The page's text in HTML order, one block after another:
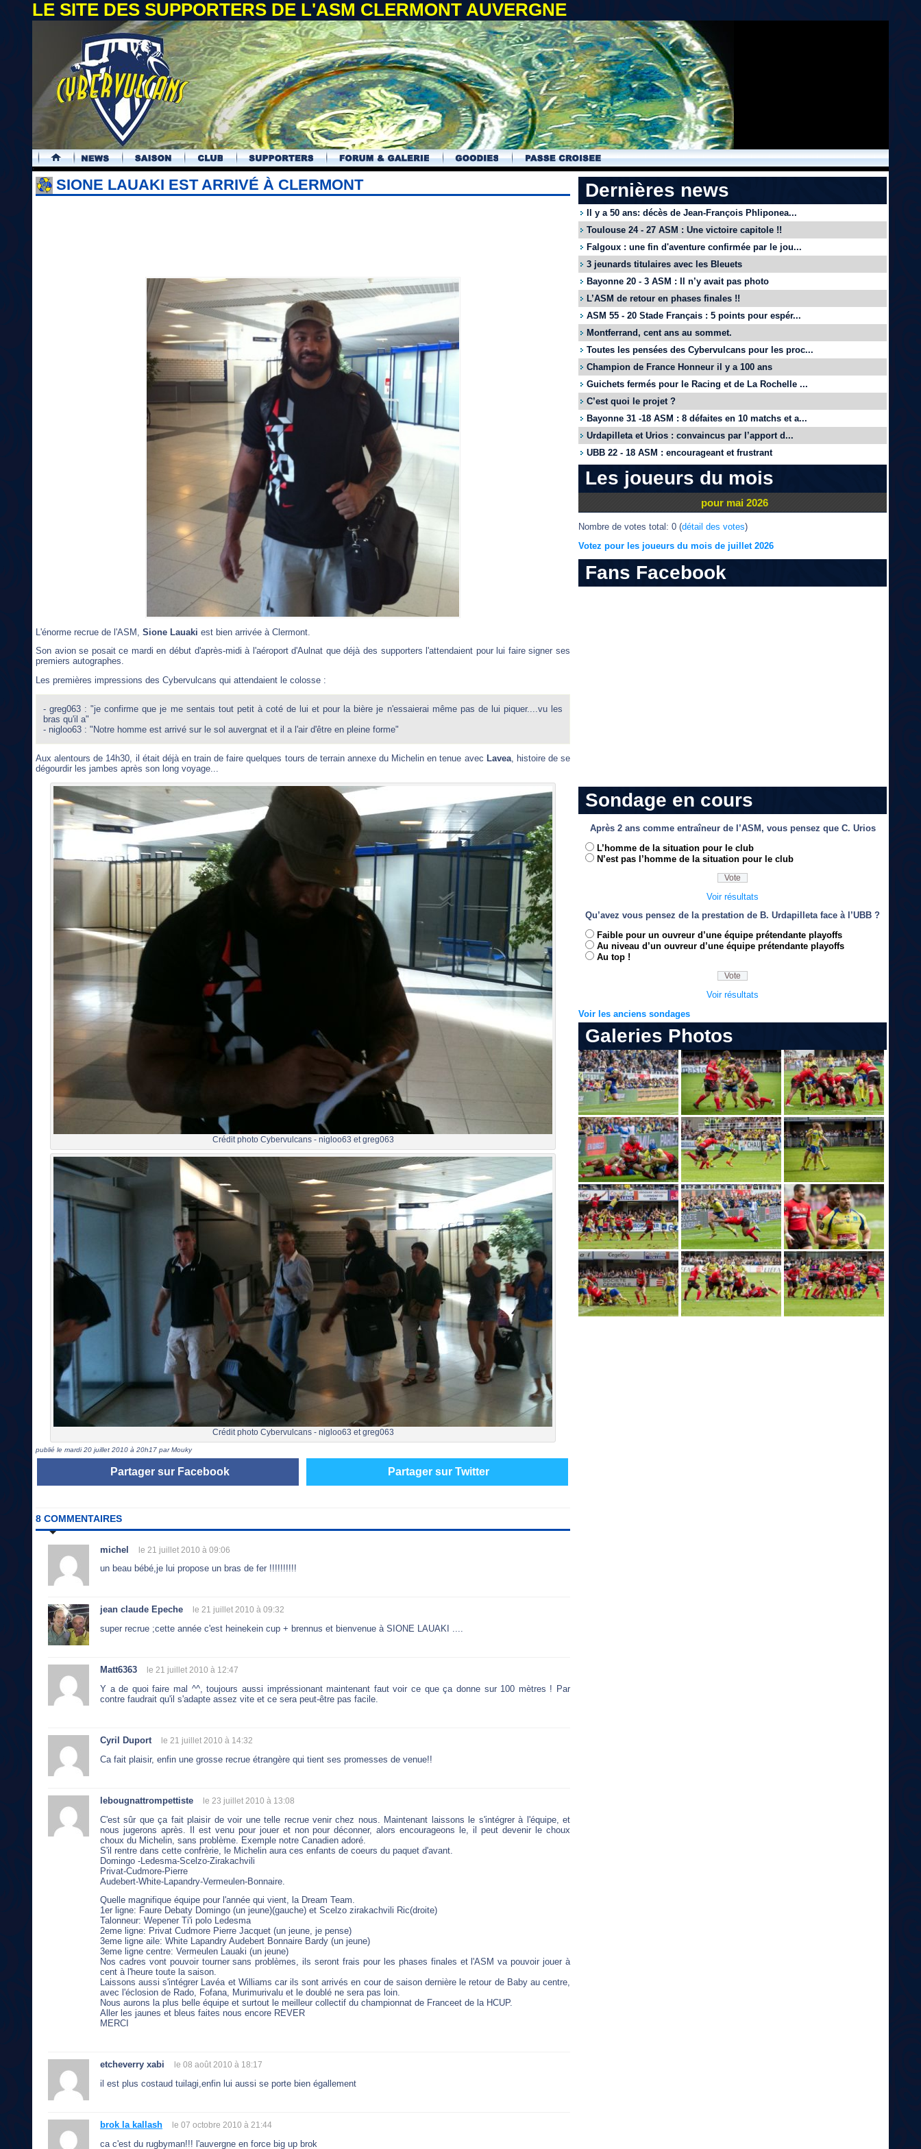
LE SITE DES SUPPORTERS DE L'ASM CLERMONT AUVERGNE
.
SIONE LAUAKI EST ARRIVÉ À CLERMONT
L'énorme recrue de l'ASM, Sione Lauaki est bien arrivée à Clermont.
Son avion se posait ce mardi en début d'après-midi à l'aéroport d'Aulnat que déjà des supporters l'attendaient pour lui faire signer ses
premiers autographes.
Les premières impressions des Cybervulcans qui attendaient le colosse :
- greg063 : "je confirme que je me sentais tout petit à coté de lui et pour la bière je n'essaierai même pas de lui piquer....vu les
bras qu'il a"
- nigloo63 : "Notre homme est arrivé sur le sol auvergnat et il a l'air d'être en pleine forme"
Aux alentours de 14h30, il était déjà en train de faire quelques tours de terrain annexe du Michelin en tenue avec Lavea, histoire de se
dégourdir les jambes après son long voyage...
Crédit photo Cybervulcans - nigloo63 et greg063
Crédit photo Cybervulcans - nigloo63 et greg063
publié le mardi 20 juillet 2010 à 20h17 par Mouky
Partager sur Facebook Partager sur Twitter
8 COMMENTAIRES
michel le 21 juillet 2010 à 09:06
un beau bébé,je lui propose un bras de fer !!!!!!!!!!
jean claude Epeche le 21 juillet 2010 à 09:32
super recrue ;cette année c'est heinekein cup + brennus et bienvenue à SIONE LAUAKI ....
Matt6363 le 21 juillet 2010 à 12:47
Y a de quoi faire mal ^^, toujours aussi impréssionant maintenant faut voir ce que ça donne sur 100 mètres ! Par
contre faudrait qu'il s'adapte assez vite et ce sera peut-être pas facile.
Cyril Duport le 21 juillet 2010 à 14:32
Ca fait plaisir, enfin une grosse recrue étrangère qui tient ses promesses de venue!!
lebougnattrompettiste le 23 juillet 2010 à 13:08
C'est sûr que ça fait plaisir de voir une telle recrue venir chez nous. Maintenant laissons le s'intégrer à l'équipe, et
nous jugerons après. Il est venu pour jouer et non pour déconner, alors encourageons le, il peut devenir le choux
choux du Michelin, sans problème. Exemple notre Canadien adoré.
S'il rentre dans cette confrèrie, le Michelin aura ces enfants de coeurs du paquet d'avant.
Domingo -Ledesma-Scelzo-Zirakachvili
Privat-Cudmore-Pierre
Audebert-White-Lapandry-Vermeulen-Bonnaire.
Quelle magnifique équipe pour l'année qui vient, la Dream Team.
1er ligne: Faure Debaty Domingo (un jeune)(gauche) et Scelzo zirakachvili Ric(droite)
Talonneur: Wepener Ti'i polo Ledesma
2eme ligne: Privat Cudmore Pierre Jacquet (un jeune, je pense)
3eme ligne aile: White Lapandry Audebert Bonnaire Bardy (un jeune)
3eme ligne centre: Vermeulen Lauaki (un jeune)
Nos cadres vont pouvoir tourner sans problèmes, ils seront frais pour les phases finales et l'ASM va pouvoir jouer à
cent à l'heure toute la saison.
Laissons aussi s'intégrer Lavéa et Williams car ils sont arrivés en cour de saison dernière le retour de Baby au centre,
avec l'éclosion de Rado, Fofana, Murimurivalu et le doublé ne sera pas loin.
Nous aurons la plus belle équipe et surtout le meilleur collectif du championnat de Franceet de la HCUP.
Aller les jaunes et bleus faites nous encore REVER
MERCI
etcheverry xabi le 08 août 2010 à 18:17
il est plus costaud tuilagi,enfin lui aussi se porte bien égallement
brok la kallash le 07 octobre 2010 à 21:44
ca c'est du rugbyman!!! l'auvergne en force big up brok
Dernières news
Il y a 50 ans: décès de Jean-François Phliponea...
Toulouse 24 - 27 ASM : Une victoire capitole !!
Falgoux : une fin d'aventure confirmée par le jou...
3 jeunards titulaires avec les Bleuets
Bayonne 20 - 3 ASM : Il n’y avait pas photo
L’ASM de retour en phases finales !!
ASM 55 - 20 Stade Français : 5 points pour espér...
Montferrand, cent ans au sommet.
Toutes les pensées des Cybervulcans pour les proc...
Champion de France Honneur il y a 100 ans
Guichets fermés pour le Racing et de La Rochelle ...
C’est quoi le projet ?
Bayonne 31 -18 ASM : 8 défaites en 10 matchs et a...
Urdapilleta et Urios : convaincus par l’apport d...
UBB 22 - 18 ASM : encourageant et frustrant
Les joueurs du mois
pour mai 2026
Nombre de votes total: 0 (détail des votes)
Votez pour les joueurs du mois de juillet 2026
Fans Facebook
Sondage en cours
Après 2 ans comme entraîneur de l’ASM, vous pensez que C. Urios
L’homme de la situation pour le club
N’est pas l’homme de la situation pour le club
Voir résultats
Qu’avez vous pensez de la prestation de B. Urdapilleta face à l’UBB ?
Faible pour un ouvreur d’une équipe prétendante playoffs
Au niveau d’un ouvreur d’une équipe prétendante playoffs
Au top !
Voir résultats
Voir les anciens sondages
Galeries Photos